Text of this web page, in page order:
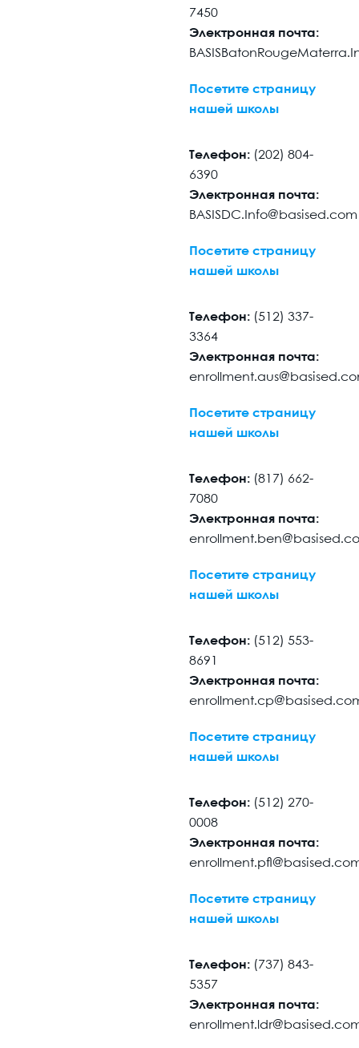
7450
Электронная почта:
Посетите страницу
нашей школы
Телефон: (202) 804-
6390
Электронная почта:
BASISDC.Info@basised.com
Посетите страницу
нашей школы
Телефон: (512) 337-
3364
Электронная почта:
Посетите страницу
нашей школы
Телефон: (817) 662-
7080
Электронная почта:
Посетите страницу
нашей школы
Телефон: (512) 553-
8691
Электронная почта:
Посетите страницу
нашей школы
Телефон: (512) 270-
0008
Электронная почта:
Посетите страницу
нашей школы
Телефон: (737) 843-
5357
Электронная почта: